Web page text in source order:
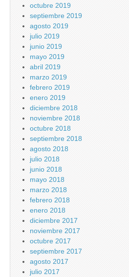
octubre 2019
septiembre 2019
agosto 2019
julio 2019
junio 2019
mayo 2019
abril 2019
marzo 2019
febrero 2019
enero 2019
diciembre 2018
noviembre 2018
octubre 2018
septiembre 2018
agosto 2018
julio 2018
junio 2018
mayo 2018
marzo 2018
febrero 2018
enero 2018
diciembre 2017
noviembre 2017
octubre 2017
septiembre 2017
agosto 2017
julio 2017